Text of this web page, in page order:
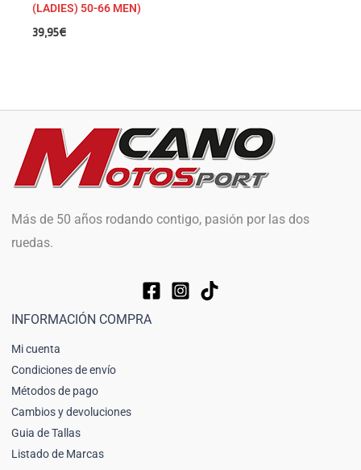
(LADIES) 50-66 MEN)
39,95€
Más de 50 años rodando contigo, pasión por las dos
ruedas.
INFORMACIÓN COMPRA
Mi cuenta
Condiciones de envío
Métodos de pago
Cambios y devoluciones
Guia de Tallas
Listado de Marcas